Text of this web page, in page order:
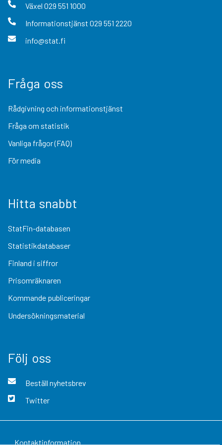
Växel 029 551 1000
Informationstjänst 029 551 2220
info@stat.fi
Fråga oss
Rådgivning och informationstjänst
Fråga om statistik
Vanliga frågor (FAQ)
För media
Hitta snabbt
StatFin-databasen
Statistikdatabaser
Finland i siffror
Prisomräknaren
Kommande publiceringar
Undersökningsmaterial
Följ oss
Beställ nyhetsbrev
Twitter
Kontaktinformation